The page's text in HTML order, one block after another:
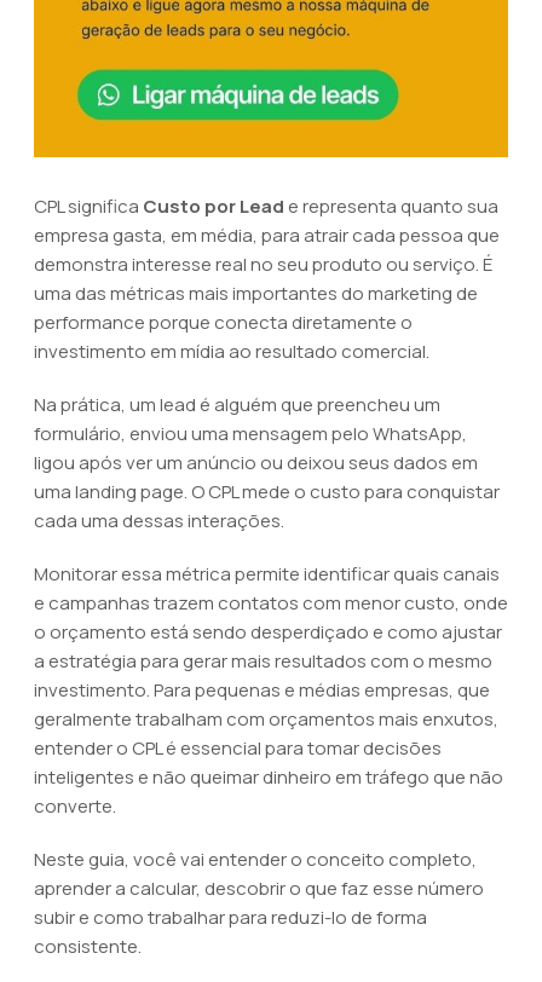
CPL significa Custo por Lead e representa quanto sua
empresa gasta, em média, para atrair cada pessoa que
demonstra interesse real no seu produto ou serviço. É
uma das métricas mais importantes do marketing de
performance porque conecta diretamente o
investimento em mídia ao resultado comercial.
Na prática, um lead é alguém que preencheu um
formulário, enviou uma mensagem pelo WhatsApp,
ligou após ver um anúncio ou deixou seus dados em
uma landing page. O CPL mede o custo para conquistar
cada uma dessas interações.
Monitorar essa métrica permite identificar quais canais
e campanhas trazem contatos com menor custo, onde
o orçamento está sendo desperdiçado e como ajustar
a estratégia para gerar mais resultados com o mesmo
investimento. Para pequenas e médias empresas, que
geralmente trabalham com orçamentos mais enxutos,
entender o CPL é essencial para tomar decisões
inteligentes e não queimar dinheiro em tráfego que não
converte.
Neste guia, você vai entender o conceito completo,
aprender a calcular, descobrir o que faz esse número
subir e como trabalhar para reduzi-lo de forma
consistente.